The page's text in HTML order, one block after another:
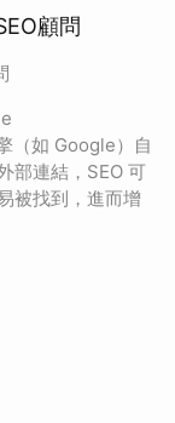
顧問
（如 Google）自
部連結，SEO 可
被找到，進而增